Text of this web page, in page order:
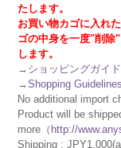
たします。
お買い物カゴに入れ
ゴの中身を一度"削除
します。
→ ショッピングガイド
→Shopping Guidelines
No additional import
Product will be
more（ http://
Shipping :